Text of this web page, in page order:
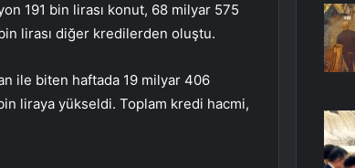
191 bin lirası konut, 68 milyar 575
lirası diğer kredilerden oluştu.
ile biten haftada 19 milyar 406
liraya yükseldi. Toplam kredi hacmi,